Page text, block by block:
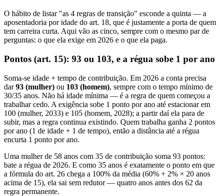
O hábito de listar "as 4 regras de transição" esconde a quinta — a
aposentadoria por idade do art. 18, que é justamente a porta de quem
tem carreira curta. Aqui vão as cinco, sempre com o mesmo par de
perguntas: o que ela exige em 2026 e o que ela paga.
Pontos (art. 15): 93 ou 103, e a régua sobe 1 por ano
Soma-se idade + tempo de contribuição. Em 2026 a conta precisa
dar93 (mulher) ou 103 (homem), sempre com o tempo mínimo de
30/35 anos. Não há idade mínima — é a regra de quem começou a
trabalhar cedo. A exigência sobe 1 ponto por ano até estacionar em
100 (mulher, 2033) e 105 (homem, 2028); a partir daí ela para de
subir, mas a regra continua existindo. Quem trabalha ganha 2 pontos
por ano (1 de idade + 1 de tempo), então a distância até a régua
encurta 1 ponto por ano.
Uma mulher de 58 anos com 35 de contribuição soma 93 pontos:
bate a régua de 2026. E como 35 anos é exatamente o ponto em que
a fórmula do art. 26 chega a 100% da média (60% + 2% × 20 anos
acima de 15), ela sai sem redutor — quatro anos antes dos 62 da
regra permanente.